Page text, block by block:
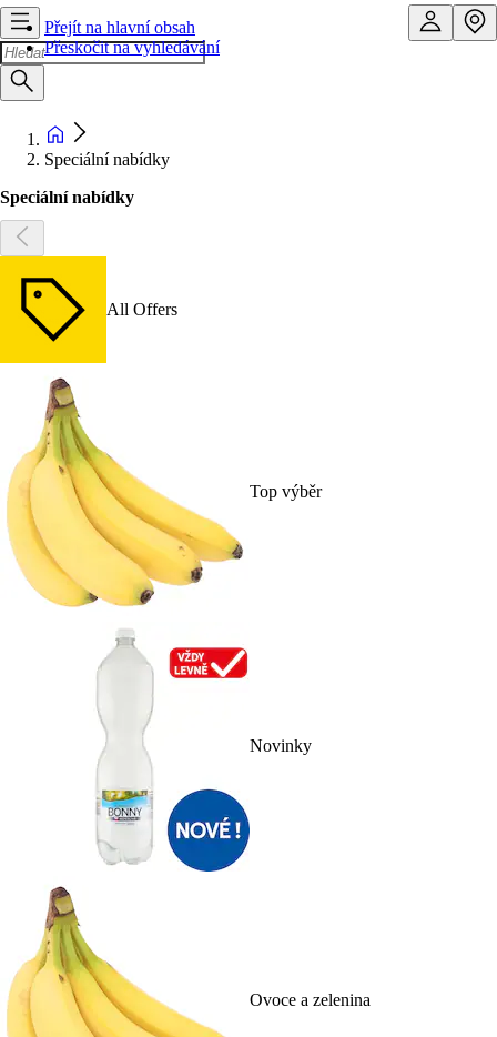
Přejít na hlavní obsah
Přeskočit na vyhledávání
Speciální nabídky
Speciální nabídky
All Offers
Top výběr
Novinky
Ovoce a zelenina